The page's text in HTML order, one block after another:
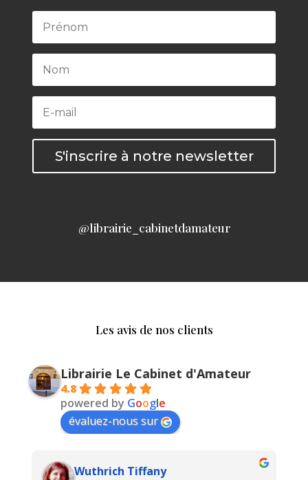
S'inscrire à notre newsletter
@librairie_cabinetdamateur
Les avis de nos clients
Librairie Le Cabinet d'Amateur
4.8
powered by Google
évaluez-nous sur
Wuthrich Tiffany